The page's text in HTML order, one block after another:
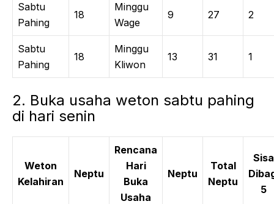
Sabtu
Pahing
18
Minggu
Wage
9 27 2
Sabtu
Pahing
18
Minggu
Kliwon
13 31 1
2. Buka usaha weton sabtu pahing
di hari senin
Weton
Kelahiran
Neptu
Rencana
Hari
Buka
Usaha
Neptu
Total
Neptu
Sisa
5